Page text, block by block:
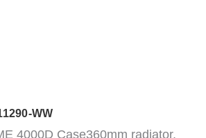
WW
4000D Case360mm radiator,